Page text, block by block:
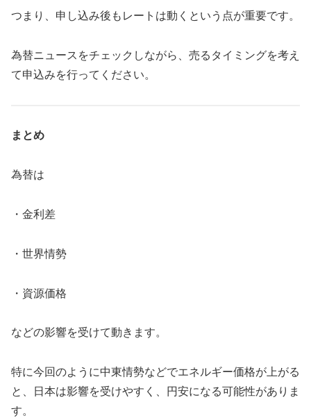
つまり、申し込み後もレートは動くという点が重要です。
為替ニュースをチェックしながら、売るタイミングを考え
て申込みを行ってください。
まとめ
為替は
・金利差
・世界情勢
・資源価格
などの影響を受けて動きます。
特に今回のように中東情勢などでエネルギー価格が上がる
と、日本は影響を受けやすく、円安になる可能性がありま
す。